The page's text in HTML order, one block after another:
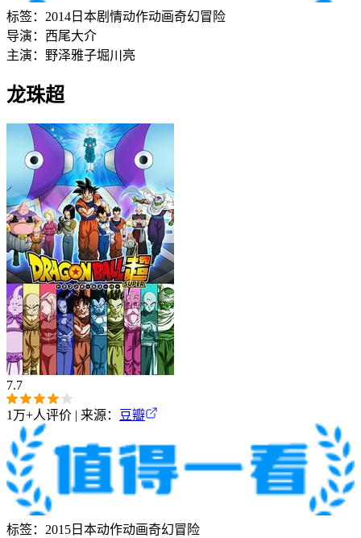
标签： 2014 日本剧情动作动画奇幻冒险
导演： 西尾大介
主演： 野泽雅子堀川亮
龙珠超
7.7
1万+人评价 | 来源： 豆瓣
标签： 2015 日本动作动画奇幻冒险